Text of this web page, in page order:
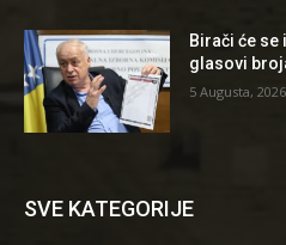
Birači će
glasovi
5 Augusta, 2026
SVE KATEGORIJE